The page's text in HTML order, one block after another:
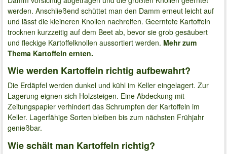
werden. Anschließend schüttet man den Damm erneut leicht auf
und lässt die kleineren Knollen nachreifen. Geerntete Kartoffeln
trocknen kurzzeitig auf dem Beet ab, bevor sie grob gesäubert
und fleckige Kartoffelknollen aussortiert werden. Mehr zum
Thema Kartoffeln ernten.
Wie werden Kartoffeln richtig aufbewahrt?
Die Erdäpfel werden dunkel und kühl im Keller eingelagert. Zur
Lagerung eignen sich Holzsteigen. Eine Abdeckung mit
Zeitungspapier verhindert das Schrumpfen der Kartoffeln im
Keller. Lagerfähige Sorten bleiben bis zum nächsten Frühjahr
genießbar.
Wie schält man Kartoffeln richtig?